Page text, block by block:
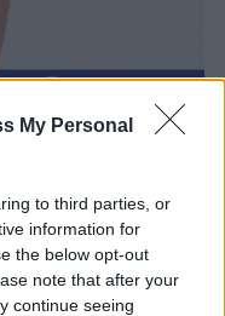
My Personal
to third parties, or
information for
the below opt-out
note that after your
continue seeing
20. kesäkuuta 2024
tarjouksia,